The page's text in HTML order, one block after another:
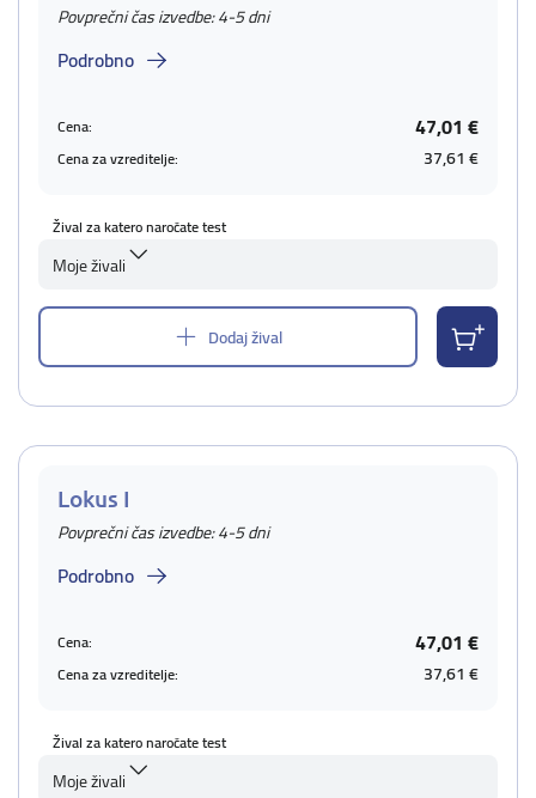
Povprečni čas izvedbe: 4-5 dni
Podrobno
Cena: 47,01 €
Cena za vzreditelje: 37,61 €
Žival za katero naročate test
Moje živali
Dodaj žival
Lokus I
Povprečni čas izvedbe: 4-5 dni
Podrobno
Cena: 47,01 €
Cena za vzreditelje: 37,61 €
Žival za katero naročate test
Moje živali